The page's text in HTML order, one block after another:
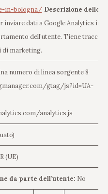
in-bologna/ Descrizione dello
inviare dati a Google Analytics in
dell’utente. Tiene traccia
di marketing.
numero di linea sorgente 8
gtag/js?id=UA-
analytics.js
(UE)
da parte dell’utente: No